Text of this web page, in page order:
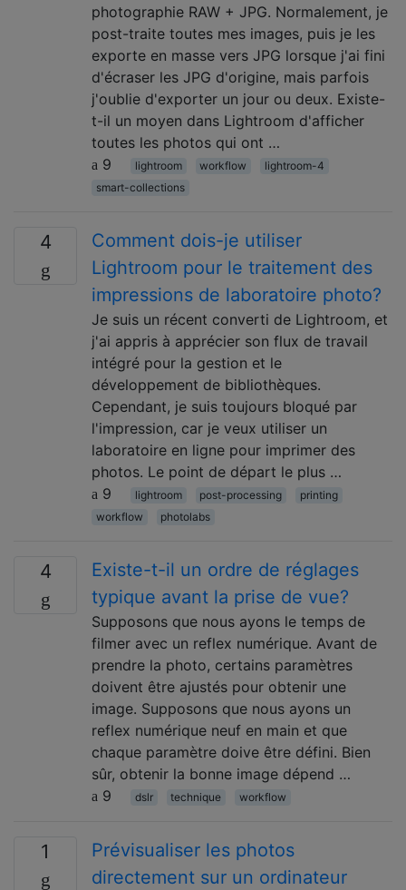
photographie RAW + JPG. Normalement, je
post-traite toutes mes images, puis je les
exporte en masse vers JPG lorsque j'ai fini
d'écraser les JPG d'origine, mais parfois
j'oublie d'exporter un jour ou deux. Existe-
t-il un moyen dans Lightroom d'afficher
toutes les photos qui ont …
9
lightroom workflow
lightroom-4
smart-collections
4
Comment dois-je utiliser
Lightroom pour le traitement des
impressions de laboratoire photo?
Je suis un récent converti de Lightroom, et
j'ai appris à apprécier son flux de travail
intégré pour la gestion et le
développement de bibliothèques.
Cependant, je suis toujours bloqué par
l'impression, car je veux utiliser un
laboratoire en ligne pour imprimer des
photos. Le point de départ le plus …
9
lightroom post-processing
printing
workflow
photolabs
4
Existe-t-il un ordre de réglages
typique avant la prise de vue?
Supposons que nous ayons le temps de
filmer avec un reflex numérique. Avant de
prendre la photo, certains paramètres
doivent être ajustés pour obtenir une
image. Supposons que nous ayons un
reflex numérique neuf en main et que
chaque paramètre doive être défini. Bien
sûr, obtenir la bonne image dépend …
9
dslr technique workflow
1
Prévisualiser les photos
directement sur un ordinateur